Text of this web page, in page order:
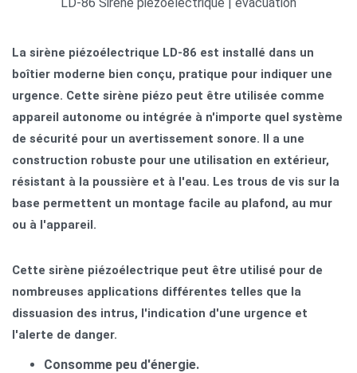
La sirène piézoélectrique LD-86 est installé dans un
boîtier moderne bien conçu, pratique pour indiquer une
urgence. Cette sirène piézo peut être utilisée comme
appareil autonome ou intégrée à n'importe quel système
de sécurité pour un avertissement sonore. Il a une
construction robuste pour une utilisation en extérieur,
résistant à la poussière et à l'eau. Les trous de vis sur la
base permettent un montage facile au plafond, au mur
ou à l'appareil.
Cette sirène piézoélectrique peut être utilisé pour de
nombreuses applications différentes telles que la
dissuasion des intrus, l'indication d'une urgence et
l'alerte de danger.
Consomme peu d'énergie.